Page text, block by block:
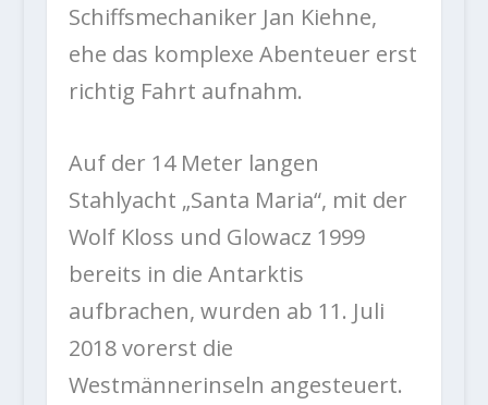
Schiffsmechaniker Jan Kiehne,
ehe das komplexe Abenteuer erst
richtig Fahrt aufnahm.
Auf der 14 Meter langen
Stahlyacht „Santa Maria“, mit der
Wolf Kloss und Glowacz 1999
bereits in die Antarktis
aufbrachen, wurden ab 11. Juli
2018 vorerst die
Westmännerinseln angesteuert.